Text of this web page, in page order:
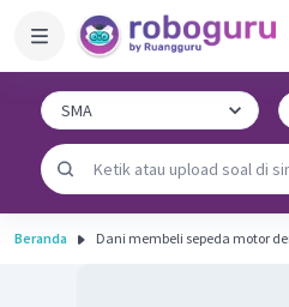
Beranda Dani membeli sepeda motor